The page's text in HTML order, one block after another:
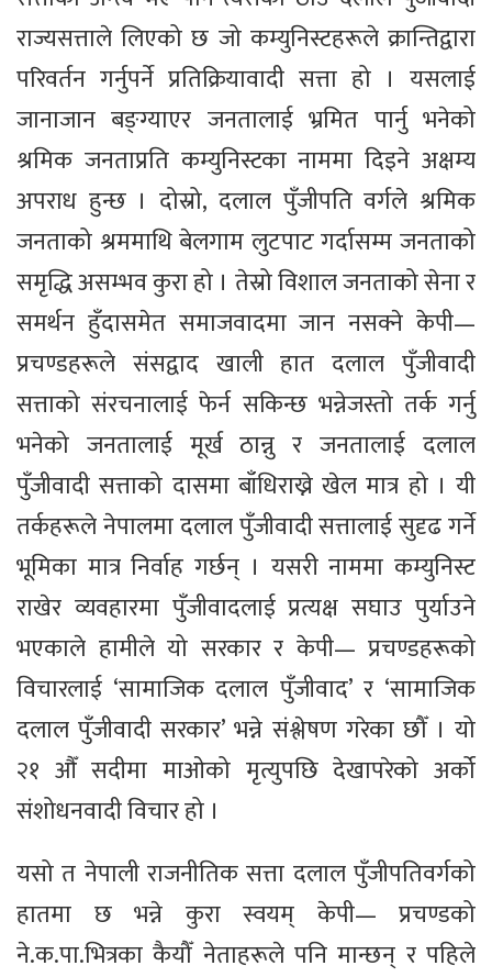
राज्यसत्ताले लिएको छ जो कम्युनिस्टहरूले क्रान्तिद्वारा
परिवर्तन गर्नुपर्ने प्रतिक्रियावादी सत्ता हो । यसलाई
जानाजान बङ्ग्याएर जनतालाई भ्रमित पार्नु भनेको
श्रमिक जनताप्रति कम्युनिस्टका नाममा दिइने अक्षम्य
अपराध हुन्छ । दोस्रो, दलाल पुँजीपति वर्गले श्रमिक
जनताको श्रममाथि बेलगाम लुटपाट गर्दासम्म जनताको
समृद्धि असम्भव कुरा हो । तेस्रो विशाल जनताको सेना र
समर्थन हुँदासमेत समाजवादमा जान नसक्ने केपी—
प्रचण्डहरूले संसद्वाद खाली हात दलाल पुँजीवादी
सत्ताको संरचनालाई फेर्न सकिन्छ भन्नेजस्तो तर्क गर्नु
भनेको जनतालाई मूर्ख ठान्नु र जनतालाई दलाल
पुँजीवादी सत्ताको दासमा बाँधिराख्ने खेल मात्र हो । यी
तर्कहरूले नेपालमा दलाल पुँजीवादी सत्तालाई सुदृढ गर्ने
भूमिका मात्र निर्वाह गर्छन् । यसरी नाममा कम्युनिस्ट
राखेर व्यवहारमा पुँजीवादलाई प्रत्यक्ष सघाउ पुर्याउने
भएकाले हामीले यो सरकार र केपी— प्रचण्डहरूको
विचारलाई ‘सामाजिक दलाल पुँजीवाद’ र ‘सामाजिक
दलाल पुँजीवादी सरकार’ भन्ने संश्लेषण गरेका छौँ । यो
२१ औँ सदीमा माओको मृत्युपछि देखापरेको अर्को
संशोधनवादी विचार हो ।
यसो त नेपाली राजनीतिक सत्ता दलाल पुँजीपतिवर्गको
हातमा छ भन्ने कुरा स्वयम् केपी— प्रचण्डको
ने.क.पा.भित्रका कैयौँ नेताहरूले पनि मान्छन् र पहिले